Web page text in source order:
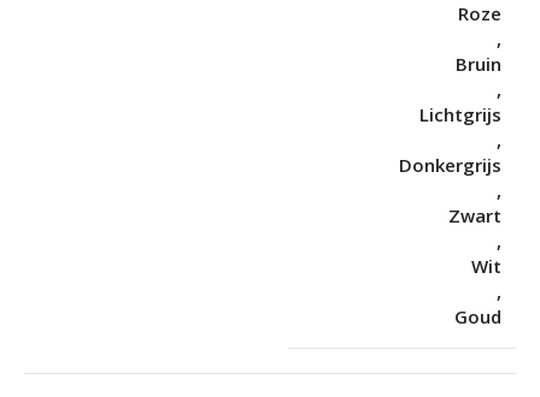
Roze
,
Bruin
,
Lichtgrijs
,
Donkergrijs
,
Zwart
,
Wit
,
Goud